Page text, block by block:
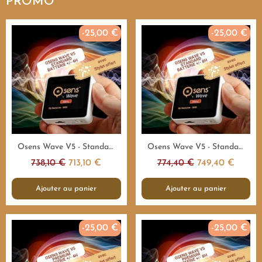
Aperçu rapide
-25,00 €
Osens Wave V5 - Standard 55.000Hz - 4H - Emetteur fréquences
738,10 € 713,10 €
Ajouter au panier
Aperçu rapide
-25,00 €
Osens Wave V5 - Standard 55.000Hz - 8H - Emetteur fréquences
774,40 € 749,40 €
Ajouter au panier
-25,00 € -25,00 €